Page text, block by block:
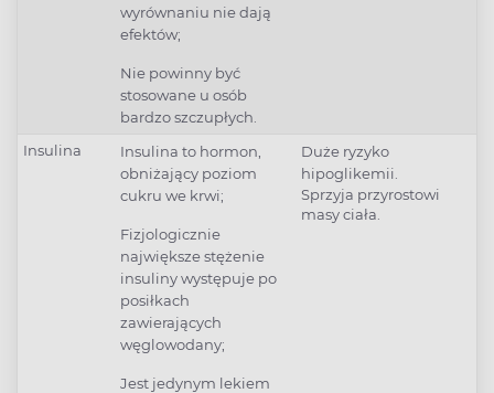
wyrównaniu nie dają
efektów;
Nie powinny być
stosowane u osób
bardzo szczupłych.
Insulina
Insulina to hormon,
obniżający poziom
cukru we krwi;
Fizjologicznie
największe stężenie
insuliny występuje po
posiłkach
zawierających
węglowodany;
Jest jedynym lekiem
Duże ryzyko
hipoglikemii.
Sprzyja przyrostowi
masy ciała.